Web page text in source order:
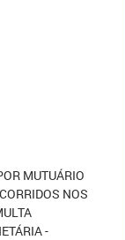
MUTUÁRIO
NOS
-